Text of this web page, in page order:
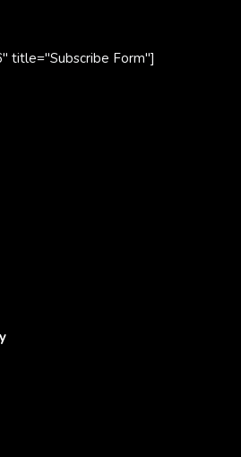
title="Subscribe Form"]